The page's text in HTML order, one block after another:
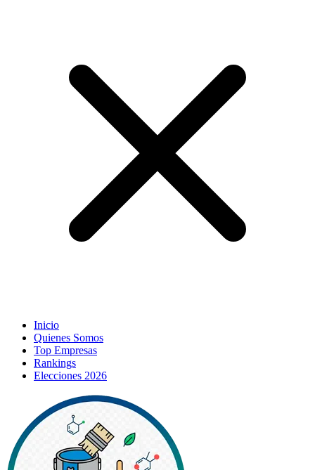
Inicio
Quienes Somos
Top Empresas
Rankings
Elecciones 2026